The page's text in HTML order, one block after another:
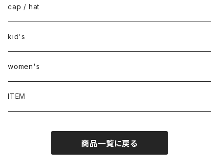
cap / hat
kid's
women's
ITEM
商品一覧に戻る